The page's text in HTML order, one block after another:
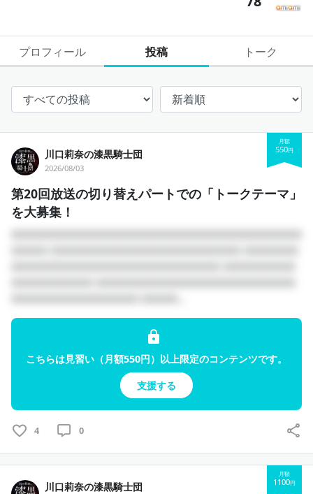
プロフィール 投稿 トーク
川口莉奈の漆黒騎士団
2026/08/03
月額
550円
第20回放送の切り替えパートでの「トークテーマ」
を大募集！
こちらは見習い（月額550円）以上限定のコンテンツです。
支援する
4 0
川口莉奈の漆黒騎士団
月額
1100円